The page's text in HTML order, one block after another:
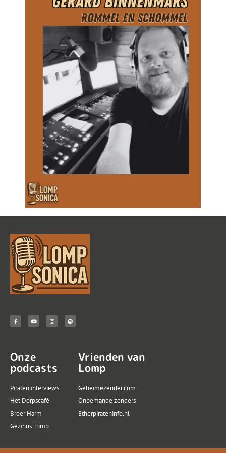
Onze
podcasts
Piraten interviews
Het Dorpscafé
Broer Harm
Gezinus Trimp
Vrienden van
Lomp
Geheimezender.com
Onbemande zenders
Etherpirateninfo.nl